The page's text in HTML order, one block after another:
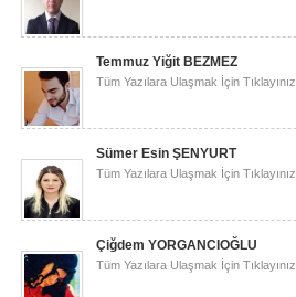
Temmuz Yiğit BEZMEZ
Tüm Yazılara Ulaşmak İçin Tıklayınız.
Sümer Esin ŞENYURT
Tüm Yazılara Ulaşmak İçin Tıklayınız.
Çiğdem YORGANCIOĞLU
Tüm Yazılara Ulaşmak İçin Tıklayınız.